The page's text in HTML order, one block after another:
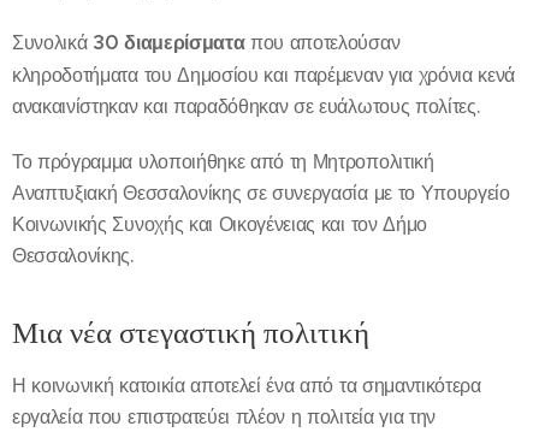
Συνολικά 30 διαμερίσματαπου αποτελούσαν
κληροδοτήματα του Δημοσίου και παρέμεναν για χρόνια κενά
ανακαινίστηκαν και παραδόθηκαν σε ευάλωτους πολίτες.
Το πρόγραμμα υλοποιήθηκε από τη Μητροπολιτική
Αναπτυξιακή Θεσσαλονίκης σε συνεργασία με το Υπουργείο
Κοινωνικής Συνοχής και Οικογένειας και τον Δήμο
Θεσσαλονίκης.
Μια νέα στεγαστική πολιτική
Η κοινωνική κατοικία αποτελεί ένα από τα σημαντικότερα
εργαλεία που επιστρατεύει πλέον η πολιτεία για την